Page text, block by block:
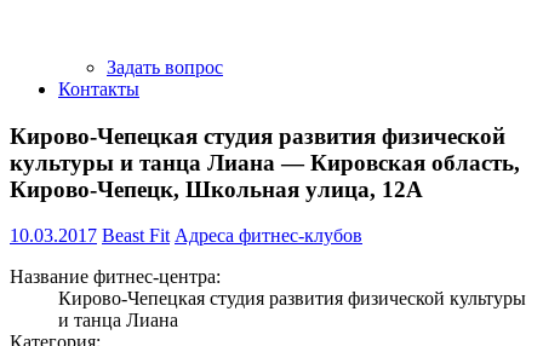
Задать вопрос
Контакты
Кирово-Чепецкая студия развития физической
культуры и танца Лиана — Кировская область,
Кирово-Чепецк, Школьная улица, 12А
10.03.2017 Beast Fit Адреса фитнес-клубов
Название фитнес-центра:
Кирово-Чепецкая студия развития физической культуры
и танца Лиана